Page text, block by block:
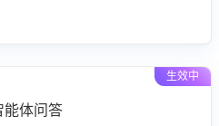
生效中
能体问答